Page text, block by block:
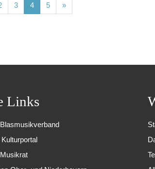
(current)
3(current)
4(current)
5(current)
»
Links